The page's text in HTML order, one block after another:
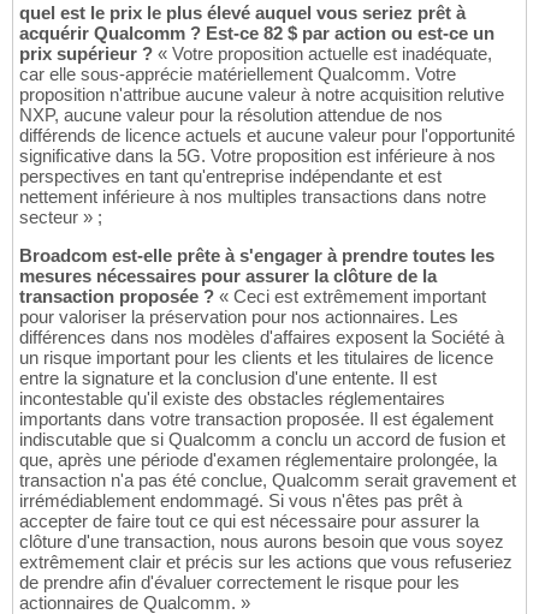
quel est le prix le plus élevé auquel vous seriez prêt à
acquérir Qualcomm ? Est-ce 82 $ par action ou est-ce un
prix supérieur ? « Votre proposition actuelle est inadéquate,
car elle sous-apprécie matériellement Qualcomm. Votre
proposition n'attribue aucune valeur à notre acquisition relutive
NXP, aucune valeur pour la résolution attendue de nos
différends de licence actuels et aucune valeur pour l'opportunité
significative dans la 5G. Votre proposition est inférieure à nos
perspectives en tant qu'entreprise indépendante et est
nettement inférieure à nos multiples transactions dans notre
secteur » ;
Broadcom est-elle prête à s'engager à prendre toutes les
mesures nécessaires pour assurer la clôture de la
transaction proposée ? « Ceci est extrêmement important
pour valoriser la préservation pour nos actionnaires. Les
différences dans nos modèles d'affaires exposent la Société à
un risque important pour les clients et les titulaires de licence
entre la signature et la conclusion d'une entente. Il est
incontestable qu'il existe des obstacles réglementaires
importants dans votre transaction proposée. Il est également
indiscutable que si Qualcomm a conclu un accord de fusion et
que, après une période d'examen réglementaire prolongée, la
transaction n'a pas été conclue, Qualcomm serait gravement et
irrémédiablement endommagé. Si vous n'êtes pas prêt à
accepter de faire tout ce qui est nécessaire pour assurer la
clôture d'une transaction, nous aurons besoin que vous soyez
extrêmement clair et précis sur les actions que vous refuseriez
de prendre afin d'évaluer correctement le risque pour les
actionnaires de Qualcomm. »